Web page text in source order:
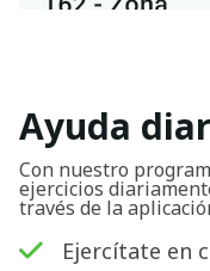
Ayuda
Con nuestro
ejercicios
través de la
Ejercítate en